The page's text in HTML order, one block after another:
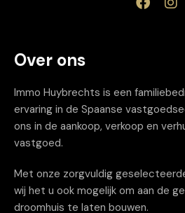
Over ons
Immo Huybrechts is een
ervaring in de Spaanse
ons in de aankoop, verkoop en
vastgoed.
Met onze zorgvuldig
wij het u ook mogelijk om aan de
droomhuis te laten bouwen.